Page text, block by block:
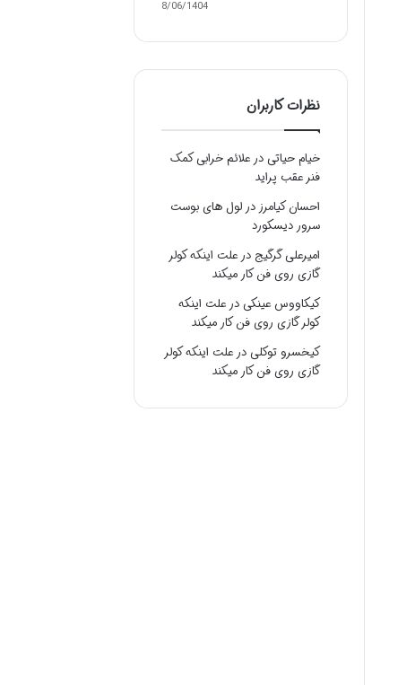
18/06/1404
نظرات کاربران
خیام حیاتیدر علائم خرابی کمک
فنر عقب پراید
احسان کیامرز در لول های بوست
سرور دیسکورد
امیرعلی گرگیج در علت اینکه کولر
گازی روی فن کار میکند
کیکاووس عینکیدر علت اینکه
کولر گازی روی فن کار میکند
کیخسرو توکلیدر علت اینکه کولر
گازی روی فن کار میکند